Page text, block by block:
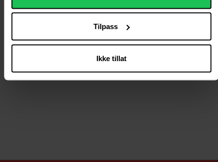
Tilpass
Ikke tillat